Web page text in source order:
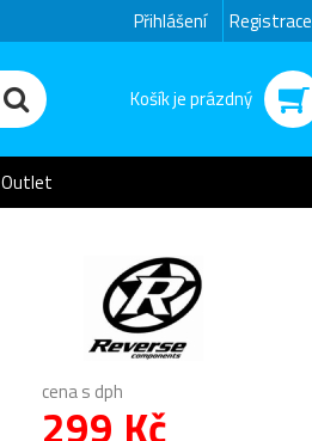
Přihlášení Registrace
Košík je prázdný
Outlet
cena s dph
299 Kč